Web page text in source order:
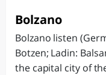
Bolzano
Bolzano listen
Botzen; Ladin:
the capital city of